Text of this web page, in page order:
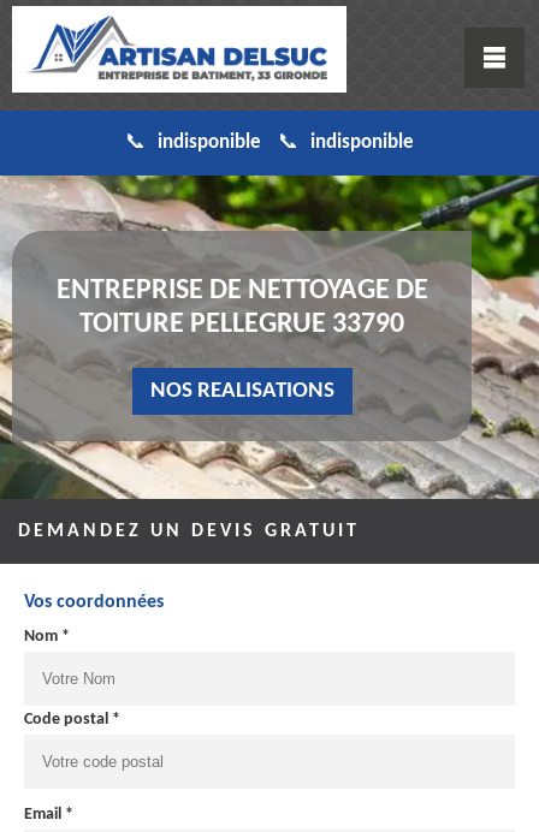
indisponible indisponible
ENTREPRISE DE NETTOYAGE DE
TOITURE PELLEGRUE 33790
NOS REALISATIONS
DEMANDEZ UN DEVIS GRATUIT
Vos coordonnées
Nom *
Code postal *
Email *